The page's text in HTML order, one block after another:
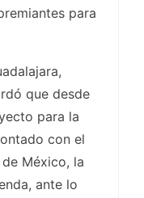
para
que desde
para la
con el
México, la
ante lo